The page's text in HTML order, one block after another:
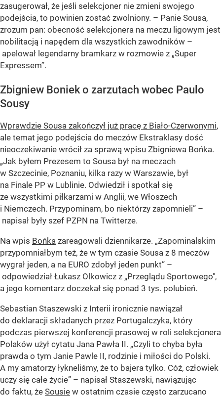
zasugerował, że jeśli selekcjoner nie zmieni swojego
podejścia, to powinien zostać zwolniony. – Panie Sousa,
zrozum pan: obecność selekcjonera na meczu ligowym jest
nobilitacją i napędem dla wszystkich zawodników –
apelował legendarny bramkarz w rozmowie z „Super
Expressem”.
Zbigniew Boniek o zarzutach wobec Paulo
Sousy
Wprawdzie Sousa zakończył już pracę z Biało-Czerwonymi,
ale temat jego podejścia do meczów Ekstraklasy dość
nieoczekiwanie wrócił za sprawą wpisu Zbigniewa Bońka.
„Jak byłem Prezesem to Sousa był na meczach
w Szczecinie, Poznaniu, kilka razy w Warszawie, był
na Finale PP w Lublinie. Odwiedził i spotkał się
ze wszystkimi piłkarzami w Anglii, we Włoszech
i Niemczech. Przypominam, bo niektórzy zapomnieli” –
napisał były szef PZPN na Twitterze.
Na wpis Bońka zareagowali dziennikarze. „Zapominalskim
przypomniałbym też, że w tym czasie Sousa z 8 meczów
wygrał jeden, a na EURO zdobył jeden punkt” –
odpowiedział Łukasz Olkowicz z „Przeglądu Sportowego",
a jego komentarz doczekał się ponad 3 tys. polubień.
Sebastian Staszewski z Interii ironicznie nawiązał
do deklaracji składanych przez Portugalczyka, który
podczas pierwszej konferencji prasowej w roli selekcjonera
Polaków użył cytatu Jana Pawła II. „Czyli to chyba była
prawda o tym Janie Pawle II, rodzinie i miłości do Polski.
A my amatorzy łykneliśmy, że to bajera tylko. Cóż, człowiek
uczy się całe życie” – napisał Staszewski, nawiązując
do faktu, że Sousie w ostatnim czasie często zarzucano